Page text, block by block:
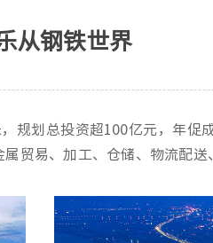
从钢铁世界
划总投资超100亿元，年促
贸易、加工、仓储、物流配